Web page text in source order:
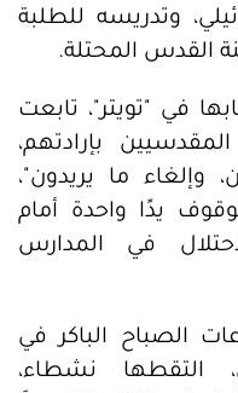
وتدريسه للطلبة
القدس المحتلة.
في "تويتر"، تابعت
بإرادتهم،
ما يريدون"،
يدًا واحدة أمام
في المدارس
الصباح الباكر في
التقطها نشطاء،